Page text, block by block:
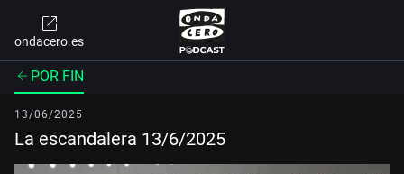
ondacero.es
POR FIN
13/06/2025
La escandalera 13/6/2025